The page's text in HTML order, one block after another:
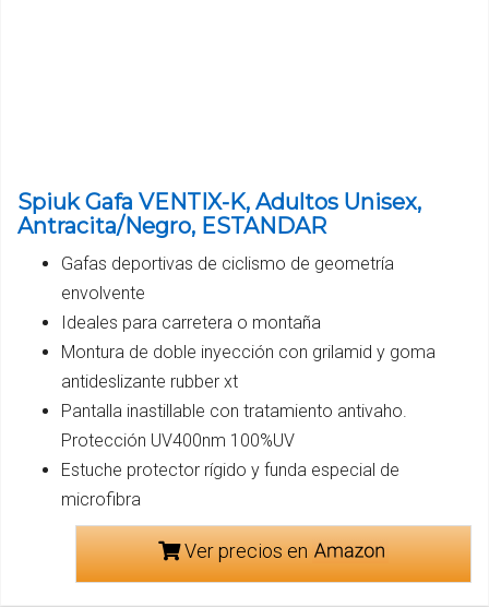
Spiuk Gafa VENTIX-K, Adultos Unisex,
Antracita/Negro, ESTANDAR
Gafas deportivas de ciclismo de geometría
envolvente
Ideales para carretera o montaña
Montura de doble inyección con grilamid y goma
antideslizante rubber xt
Pantalla inastillable con tratamiento antivaho.
Protección UV400nm 100%UV
Estuche protector rígido y funda especial de
microfibra
Ver precios en